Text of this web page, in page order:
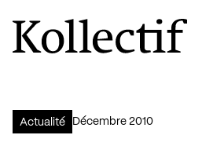
Aller à la page d'accueil
Logo Kollectif
Actualité décembre 2010